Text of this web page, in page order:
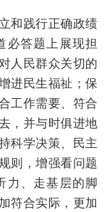
和践行正确政绩
必答题上展现担
人民群众关切的
进民生福祉；保
工作需要、符合
，并与时俱进地
科学决策、民主
则，增强看问题
力、走基层的脚
符合实际，更加